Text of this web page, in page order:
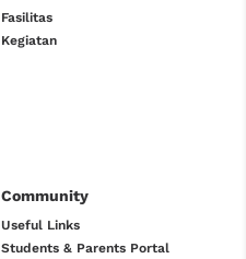
Fasilitas
Kegiatan
Community
Useful Links
Students & Parents Portal